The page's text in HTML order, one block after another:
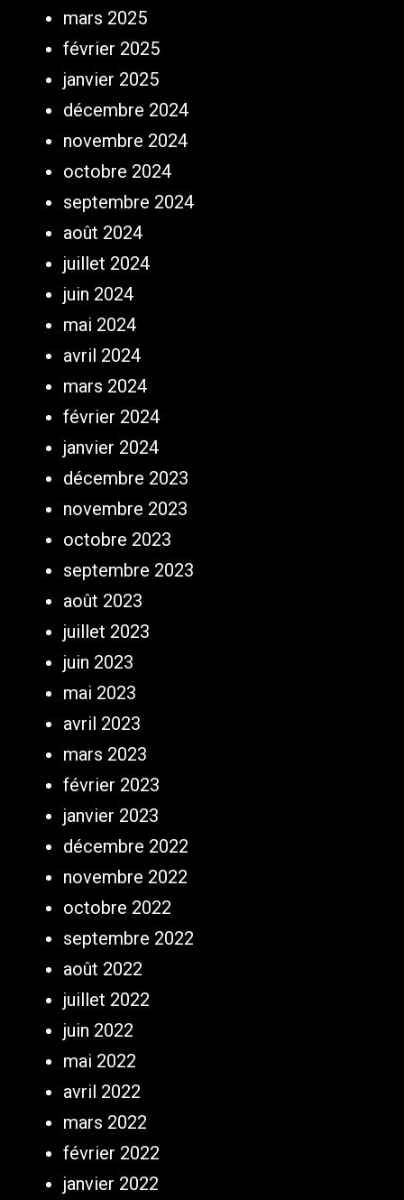
mars 2025
février 2025
janvier 2025
décembre 2024
novembre 2024
octobre 2024
septembre 2024
août 2024
juillet 2024
juin 2024
mai 2024
avril 2024
mars 2024
février 2024
janvier 2024
décembre 2023
novembre 2023
octobre 2023
septembre 2023
août 2023
juillet 2023
juin 2023
mai 2023
avril 2023
mars 2023
février 2023
janvier 2023
décembre 2022
novembre 2022
octobre 2022
septembre 2022
août 2022
juillet 2022
juin 2022
mai 2022
avril 2022
mars 2022
février 2022
janvier 2022